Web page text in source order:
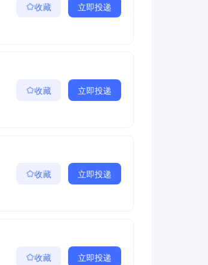
收藏 立即投递
收藏 立即投递
收藏 立即投递
收藏 立即投递